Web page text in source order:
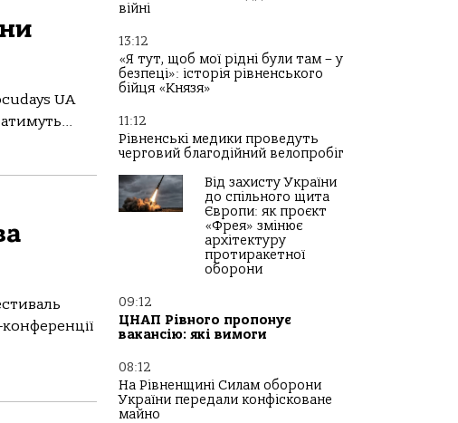
UA
війні
13:12
«Я тут, щоб мої рідні були там – у
безпеці»: історія рівненського
бійця «Князя»
11:12
Рівненські медики проведуть
черговий благодійний велопробіг
Від захисту України
до спільного щита
Європи: як проєкт
«Фрея» змінює
архітектуру
протиракетної
оборони
09:12
ЦНАП Рівного пропонує
вакансію: які вимоги
08:12
На Рівненщині Силам оборони
України передали конфісковане
майно